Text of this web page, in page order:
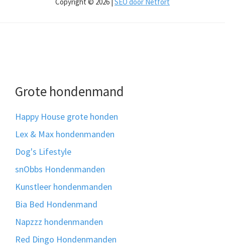
Grote hondenmand
Happy House grote honden
Lex & Max hondenmanden
Dog's Lifestyle
snObbs Hondenmanden
Kunstleer hondenmanden
Bia Bed Hondenmand
Napzzz hondenmanden
Red Dingo Hondenmanden